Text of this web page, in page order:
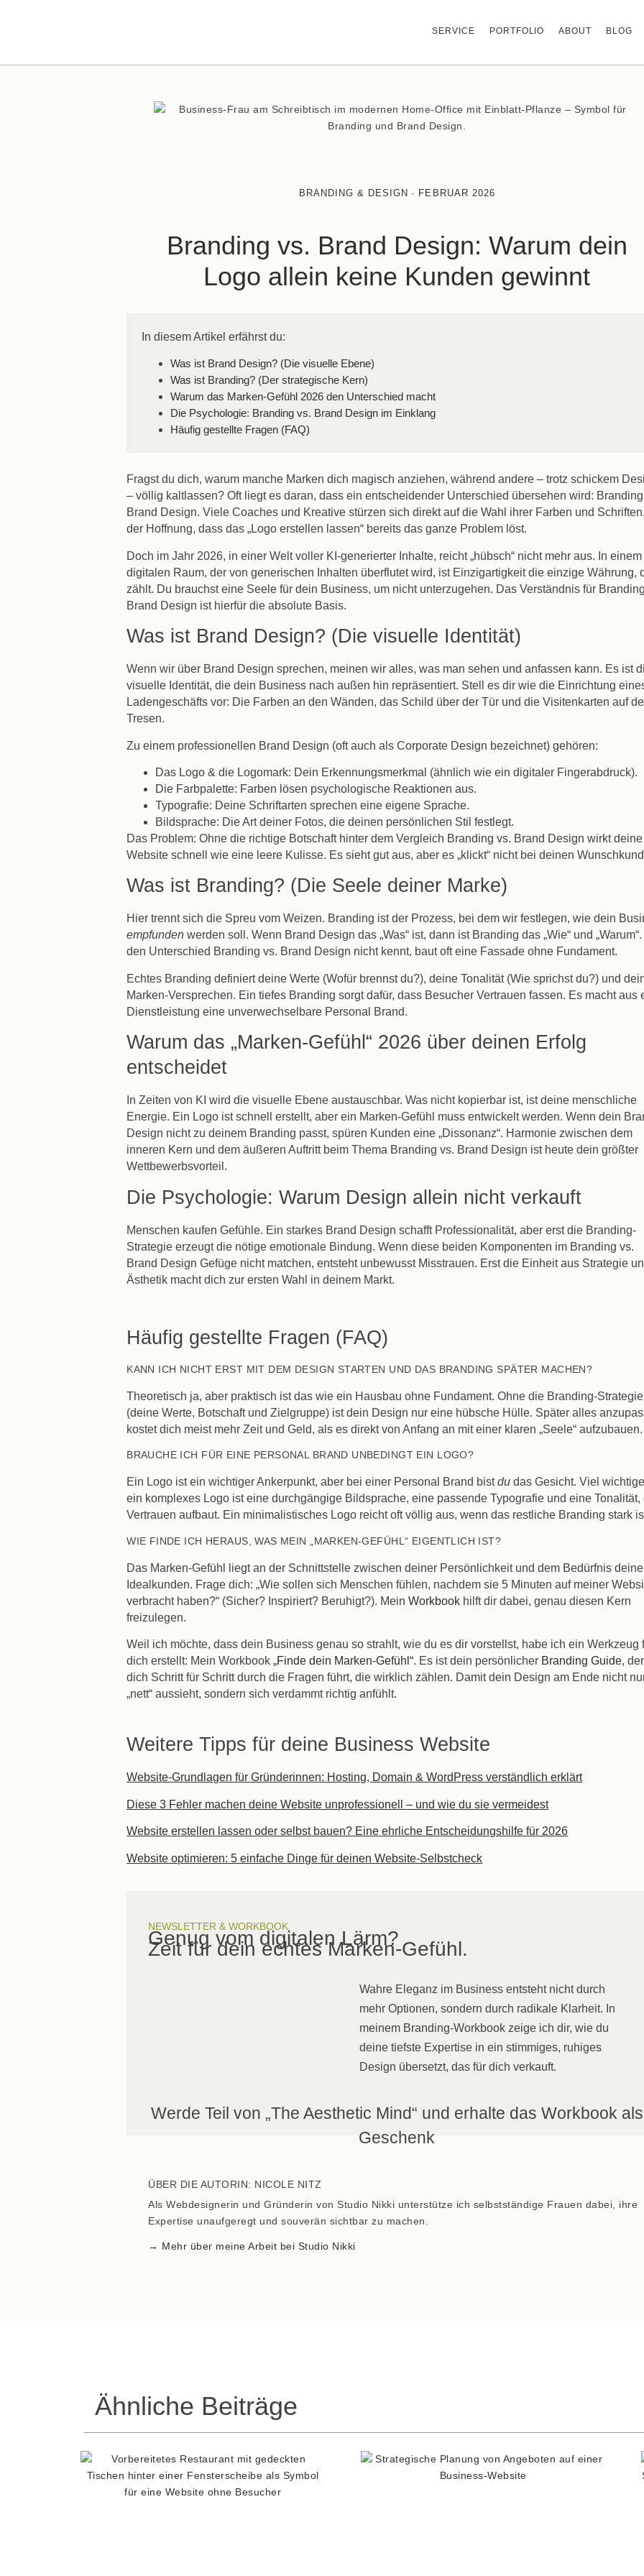
SERVICE PORTFOLIO ABOUT BLOG
BRANDING & DESIGN · FEBRUAR 2026
Branding vs. Brand Design: Warum dein
Logo allein keine Kunden gewinnt
In diesem Artikel erfährst du:
Was ist Brand Design? (Die visuelle Ebene)
Was ist Branding? (Der strategische Kern)
Warum das Marken-Gefühl 2026 den Unterschied macht
Die Psychologie: Branding vs. Brand Design im Einklang
Häufig gestellte Fragen (FAQ)
Fragst du dich, warum manche Marken dich magisch anziehen, während andere – trotz schickem
– völlig kaltlassen? Oft liegt es daran, dass ein entscheidender Unterschied übersehen wird:
Brand Design. Viele Coaches und Kreative stürzen sich direkt auf die Wahl ihrer Farben und
der Hoffnung, dass das „Logo erstellen lassen“ bereits das ganze Problem löst.
Doch im Jahr 2026, in einer Welt voller KI-generierter Inhalte, reicht „hübsch“ nicht mehr aus. In einem
digitalen Raum, der von generischen Inhalten überflutet wird, ist Einzigartigkeit die einzige Währung,
zählt. Du brauchst eine Seele für dein Business, um nicht unterzugehen. Das Verständnis für
Brand Design ist hierfür die absolute Basis.
Was ist Brand Design? (Die visuelle Identität)
Wenn wir über Brand Design sprechen, meinen wir alles, was man sehen und anfassen kann. Es ist
visuelle Identität, die dein Business nach außen hin repräsentiert. Stell es dir wie die Einrichtung
Ladengeschäfts vor: Die Farben an den Wänden, das Schild über der Tür und die Visitenkarten auf
Tresen.
Zu einem professionellen Brand Design (oft auch als Corporate Design bezeichnet) gehören:
Das Logo & die Logomark: Dein Erkennungsmerkmal (ähnlich wie ein digitaler Fingerabdruck).
Die Farbpalette: Farben lösen psychologische Reaktionen aus.
Typografie: Deine Schriftarten sprechen eine eigene Sprache.
Bildsprache: Die Art deiner Fotos, die deinen persönlichen Stil festlegt.
Das Problem: Ohne die richtige Botschaft hinter dem Vergleich Branding vs. Brand Design wirkt deine
Website schnell wie eine leere Kulisse. Es sieht gut aus, aber es „klickt“ nicht bei deinen
Was ist Branding? (Die Seele deiner Marke)
Hier trennt sich die Spreu vom Weizen. Branding ist der Prozess, bei dem wir festlegen, wie dein
empfunden werden soll. Wenn Brand Design das „Was“ ist, dann ist Branding das „Wie“ und
den Unterschied Branding vs. Brand Design nicht kennt, baut oft eine Fassade ohne Fundament.
Echtes Branding definiert deine Werte (Wofür brennst du?), deine Tonalität (Wie sprichst du?) und
Marken-Versprechen. Ein tiefes Branding sorgt dafür, dass Besucher Vertrauen fassen. Es macht aus
Dienstleistung eine unverwechselbare Personal Brand.
Warum das „Marken-Gefühl“ 2026 über deinen Erfolg
entscheidet
In Zeiten von KI wird die visuelle Ebene austauschbar. Was nicht kopierbar ist, ist deine menschliche
Energie. Ein Logo ist schnell erstellt, aber ein Marken-Gefühl muss entwickelt werden. Wenn dein
Design nicht zu deinem Branding passt, spüren Kunden eine „Dissonanz“. Harmonie zwischen dem
inneren Kern und dem äußeren Auftritt beim Thema Branding vs. Brand Design ist heute dein größter
Wettbewerbsvorteil.
Die Psychologie: Warum Design allein nicht verkauft
Menschen kaufen Gefühle. Ein starkes Brand Design schafft Professionalität, aber erst die Branding-
Strategie erzeugt die nötige emotionale Bindung. Wenn diese beiden Komponenten im Branding vs.
Brand Design Gefüge nicht matchen, entsteht unbewusst Misstrauen. Erst die Einheit aus Strategie
Ästhetik macht dich zur ersten Wahl in deinem Markt.
Häufig gestellte Fragen (FAQ)
KANN ICH NICHT ERST MIT DEM DESIGN STARTEN UND DAS BRANDING SPÄTER MACHEN?
Theoretisch ja, aber praktisch ist das wie ein Hausbau ohne Fundament. Ohne die Branding-Strategie
(deine Werte, Botschaft und Zielgruppe) ist dein Design nur eine hübsche Hülle. Später alles
kostet dich meist mehr Zeit und Geld, als es direkt von Anfang an mit einer klaren „Seele“ aufzubauen.
BRAUCHE ICH FÜR EINE PERSONAL BRAND UNBEDINGT EIN LOGO?
Ein Logo ist ein wichtiger Ankerpunkt, aber bei einer Personal Brand bistdu das Gesicht. Viel
ein komplexes Logo ist eine durchgängige Bildsprache, eine passende Typografie und eine Tonalität,
Vertrauen aufbaut. Ein minimalistisches Logo reicht oft völlig aus, wenn das restliche Branding stark
WIE FINDE ICH HERAUS, WAS MEIN „MARKEN-GEFÜHL“ EIGENTLICH IST?
Das Marken-Gefühl liegt an der Schnittstelle zwischen deiner Persönlichkeit und dem Bedürfnis
Idealkunden. Frage dich: „Wie sollen sich Menschen fühlen, nachdem sie 5 Minuten auf meiner
verbracht haben?“ (Sicher? Inspiriert? Beruhigt?). MeinWorkbook hilft dir dabei, genau diesen Kern
freizulegen.
Weil ich möchte, dass dein Business genau so strahlt, wie du es dir vorstellst, habe ich ein Werkzeug
dich erstellt: Mein Workbook„Finde dein Marken-Gefühl“. Es ist dein persönlicher Branding Guide, der
dich Schritt für Schritt durch die Fragen führt, die wirklich zählen. Damit dein Design am Ende nicht
„nett“ aussieht, sondern sich verdammt richtig anfühlt.
Weitere Tipps für deine Business Website
Website-Grundlagen für Gründerinnen: Hosting, Domain & WordPress verständlich erklärt
Diese 3 Fehler machen deine Website unprofessionell – und wie du sie vermeidest
Website erstellen lassen oder selbst bauen? Eine ehrliche Entscheidungshilfe für 2026
Website optimieren: 5 einfache Dinge für deinen Website-Selbstcheck
NEWSLETTER & WORKBOOK
Genug vom digitalen Lärm?
Zeit für dein echtes Marken-Gefühl.
Wahre Eleganz im Business entsteht nicht durch
mehr Optionen, sondern durch radikale Klarheit. In
meinem Branding-Workbook zeige ich dir, wie du
deine tiefste Expertise in ein stimmiges, ruhiges
Design übersetzt, das für dich verkauft.
Werde Teil von „The Aesthetic Mind“ und erhalte das Workbook als
Geschenk
ÜBER DIE AUTORIN: NICOLE NITZ
Als Webdesignerin und Gründerin von Studio Nikki unterstütze ich selbstständige Frauen dabei, ihre
Expertise unaufgeregt und souverän sichtbar zu machen.
→ Mehr über meine Arbeit bei Studio Nikki
Ähnliche Beiträge